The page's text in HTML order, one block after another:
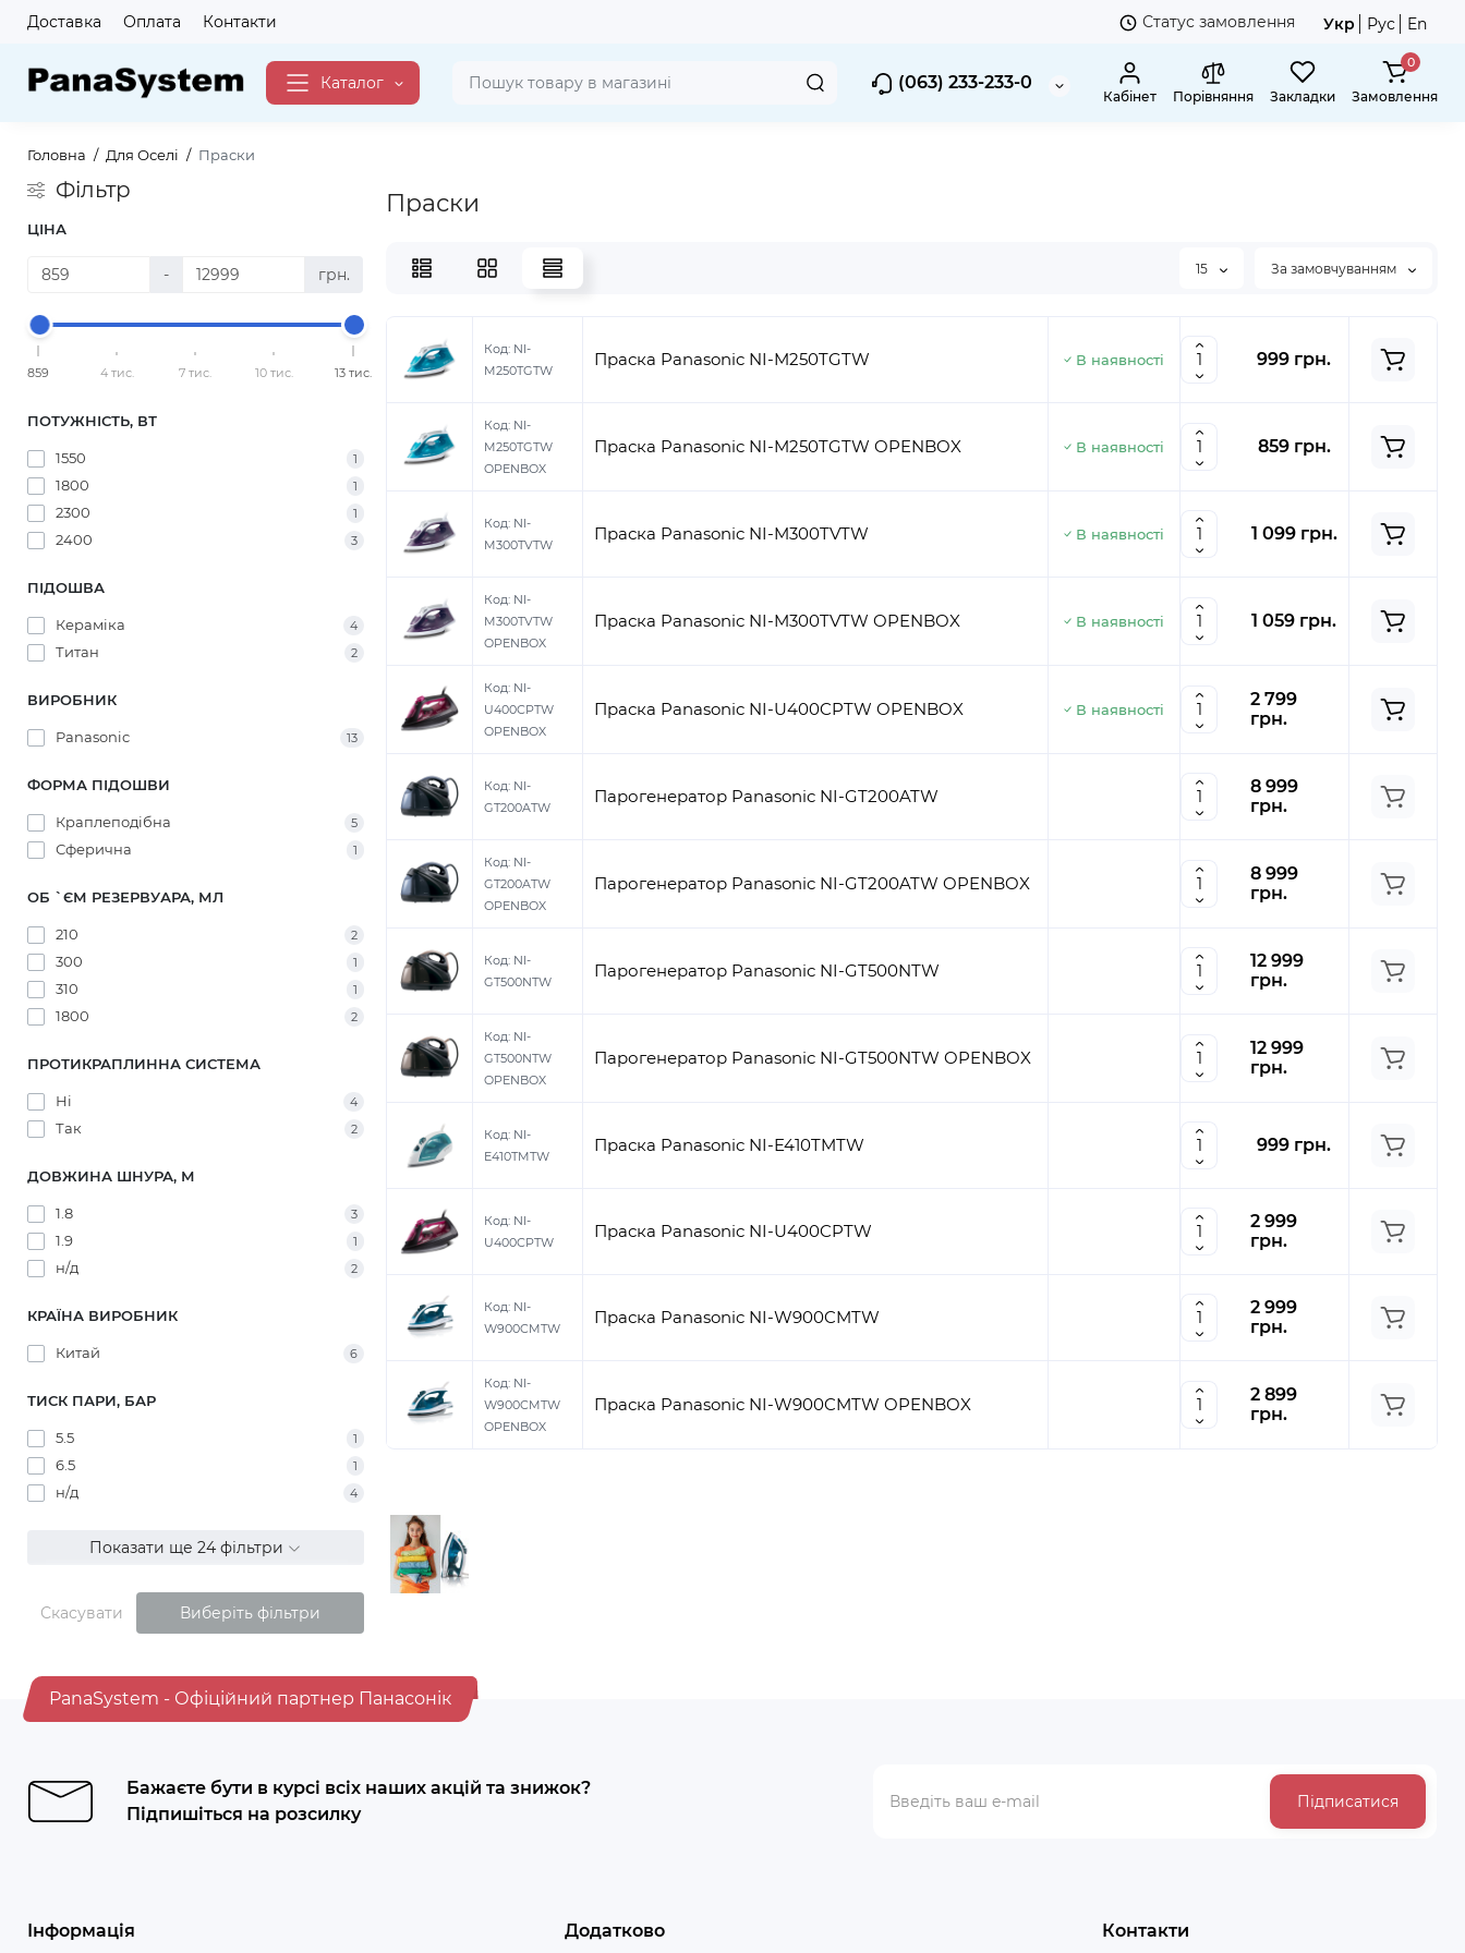
Доставка Оплата Контакти Статус замовлення Укр Рус En
Каталог (063) 233-233-0
Кабінет Порівняння Закладки
0
Замовлення
Головна Для Оселі Праски
Фільтр
ЦІНА
- грн.
859 4 тис. 7 тис. 10 тис. 13 тис.
ПОТУЖНІСТЬ, ВТ
1550 1
1800 1
2300 1
2400 3
ПІДОШВА
Кераміка 4
Титан 2
ВИРОБНИК
Panasonic 13
ФОРМА ПІДОШВИ
Краплеподібна 5
Сферична 1
ОБ `ЄМ РЕЗЕРВУАРА, МЛ
210 2
300 1
310 1
1800 2
ПРОТИКРАПЛИННА СИСТЕМА
Ні 4
Так 2
ДОВЖИНА ШНУРА, М
1.8 3
1.9 1
н/д 2
КРАЇНА ВИРОБНИК
Китай 6
ТИСК ПАРИ, БАР
5.5 1
6.5 1
н/д 4
Показати ще 24 фільтри
Скасувати Виберіть фільтри
Праски
15 За замовчуванням
Код: NI-
M250TGTW
В наявності
Праска Panasonic NI-M250TGTW 999 грн.
Код: NI-
M250TGTW
OPENBOX
В наявності
Праска Panasonic NI-M250TGTW OPENBOX 859 грн.
Код: NI-
M300TVTW
В наявності
Праска Panasonic NI-M300TVTW 1 099 грн.
Код: NI-
M300TVTW
OPENBOX
В наявності
Праска Panasonic NI-M300TVTW OPENBOX 1 059 грн.
Код: NI-
U400CPTW
OPENBOX
В наявності
Праска Panasonic NI-U400CPTW OPENBOX
2 799
грн.
Код: NI-
GT200ATW
Парогенератор Panasonic NI-GT200ATW
8 999
грн.
Код: NI-
GT200ATW
OPENBOX
Парогенератор Panasonic NI-GT200ATW OPENBOX
8 999
грн.
Код: NI-
GT500NTW
Парогенератор Panasonic NI-GT500NTW
12 999
грн.
Код: NI-
GT500NTW
OPENBOX
Парогенератор Panasonic NI-GT500NTW OPENBOX
12 999
грн.
Код: NI-
E410TMTW
Праска Panasonic NI-E410TMTW 999 грн.
Код: NI-
U400CPTW
Праска Panasonic NI-U400CPTW
2 999
грн.
Код: NI-
W900CMTW
Праска Panasonic NI-W900CMTW
2 999
грн.
Код: NI-
W900CMTW
OPENBOX
Праска Panasonic NI-W900CMTW OPENBOX
2 899
грн.
PanaSystem - Офіційний партнер Панасонік
Бажаєте бути в курсі всіх наших акцій та знижок?
Підпишіться на розсилку
Підписатися
Інформація Додатково Контакти